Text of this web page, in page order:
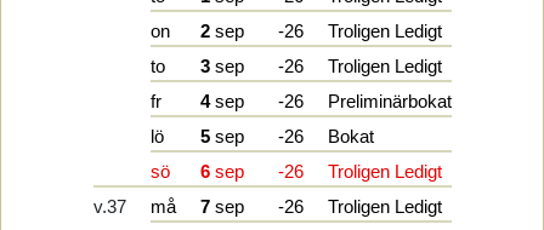
on
2sep -26
Troligen Ledigt
to
3sep -26
Troligen Ledigt
fr
4sep -26
Preliminärbokat
lö
5sep -26
Bokat
sö
6sep -26
Troligen Ledigt
v.37
må 7sep -26
Troligen Ledigt